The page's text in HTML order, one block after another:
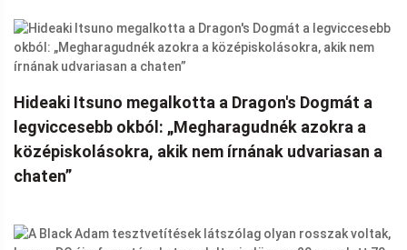
Hideaki Itsuno megalkotta a Dragon's Dogmát a
legviccesebb okból: „Megharagudnék azokra a
középiskolásokra, akik nem írnának udvariasan a
chaten”